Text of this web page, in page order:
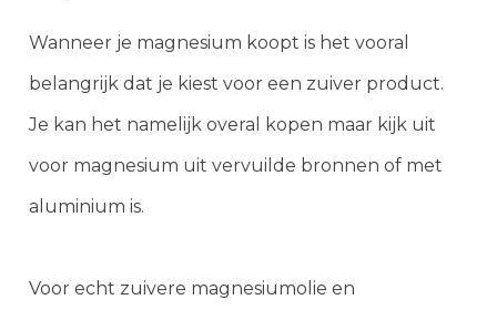
Wanneer je magnesium koopt is het vooral
belangrijk dat je kiest voor een zuiver product.
Je kan het namelijk overal kopen maar kijk uit
voor magnesium uit vervuilde bronnen of met
aluminium is.
Voor echt zuivere magnesiumolie en